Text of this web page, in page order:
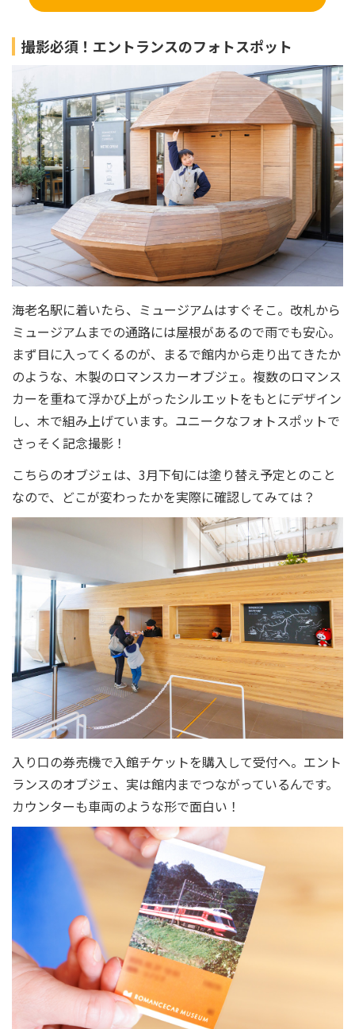
撮影必須！エントランスのフォトスポット
海老名駅に着いたら、ミュージアムはすぐそこ。改札から
ミュージアムまでの通路には屋根があるので雨でも安心。
まず目に入ってくるのが、まるで館内から走り出てきたか
のような、木製のロマンスカーオブジェ。複数のロマンス
カーを重ねて浮かび上がったシルエットをもとにデザイン
し、木で組み上げています。ユニークなフォトスポットで
さっそく記念撮影！
こちらのオブジェは、3月下旬には塗り替え予定とのこと
なので、どこが変わったかを実際に確認してみては？
入り口の券売機で入館チケットを購入して受付へ。エント
ランスのオブジェ、実は館内までつながっているんです。
カウンターも車両のような形で面白い！